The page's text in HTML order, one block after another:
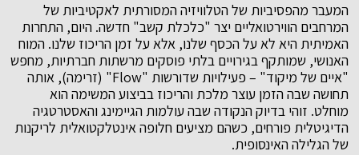
המעבר מהפסיביות של הטלוויזיה המסורתית לאקטיביות של
המרחבים הווירטואליים יצר "כלכלת קשב" חדשה. היום, התחרות
האמיתית היא לא על הכסף שלנו, אלא על זמן הריכוז שלנו. המוח
האנושי, שמותקף בגירויים בלתי פוסקים מרשתות חברתיות, מחפש
"איים של מיקוד" – פעילויות שדורשות "Flow" (זרימה), אותה
תחושה שבה הזמן עוצר מלכת והריכוז בביצוע המשימה הוא
מוחלט. זוהי בדיוק הנקודה שבה עולמות הגיימינג והאסטרטגיה
הדיגיטלית פורחים, כשהם מציעים חלופה אינטלקטואלית לריקנות
של הגלילה האינסופית.